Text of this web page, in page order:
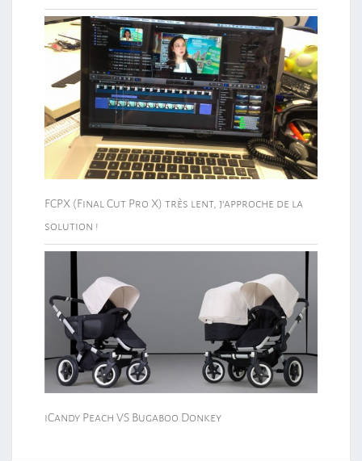
FCPX (Final Cut Pro X) très lent, j’approche de la
solution !
iCandy Peach VS Bugaboo Donkey